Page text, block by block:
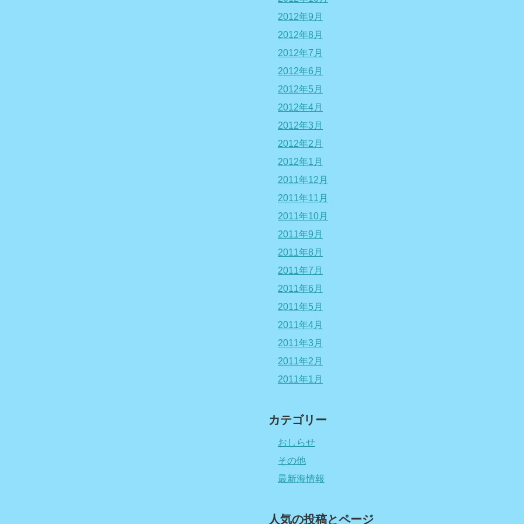
2012年9月
2012年8月
2012年7月
2012年6月
2012年5月
2012年4月
2012年3月
2012年2月
2012年1月
2011年12月
2011年11月
2011年10月
2011年9月
2011年8月
2011年7月
2011年6月
2011年5月
2011年4月
2011年3月
2011年2月
2011年1月
カテゴリー
おしらせ
その他
最新海情報
人気の投稿とページ